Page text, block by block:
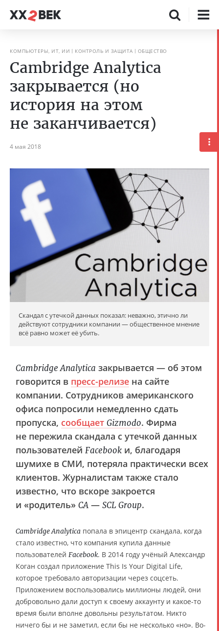
КОМПЬЮТЕРЫ, ИТ, ИИ КОНТРОЛЬ И ЗАЩИТА ОБЩЕСТВО
Cambridge Analytica
закрывается (но
история на этом
не заканчивается)
4 мая 2018
Скандал с утечкой данных показал: неважно, этично ли
действуют сотрудники компании — общественное мнение
всё равно может её убить.
Cambridge Analytica закрывается — об этом
говорится в пресс-релизе на сайте
компании. Сотрудников американского
офиса попросили немедленно сдать
пропуска, сообщает Gizmodo. Фирма
не пережила скандала с утечкой данных
пользователей Facebook и, благодаря
шумихе в СМИ, потеряла практически всех
клиентов. Журналистам также стало
известно, что вскоре закроется
и «родитель» CA — SCL Group.
Cambridge Analytica попала в эпицентр скандала, когда
стало известно, что компания купила данные
пользователей Facebook. В 2014 году учёный Александр
Коган создал приложение This Is Your Digital Life,
которое требовало авторизации через соцсеть.
Приложением воспользовались миллионы людей, они
добровольно дали доступ к своему аккаунту и какое-то
время были вполне довольны результатом. Никто
ничего бы и не заметил, если бы не несколько «но». Во-